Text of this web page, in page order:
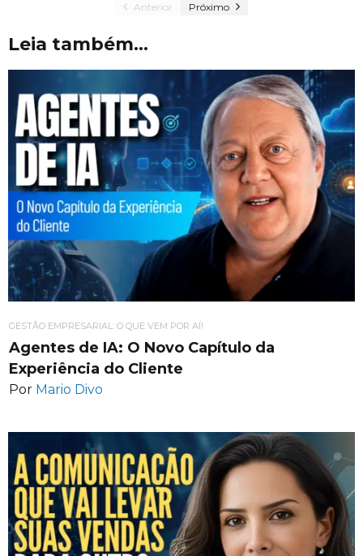
Anterior Próximo
Leia também...
GESTÃO EMPRESARIAL: O QUE VEM POR AÍ!
Agentes de IA: O Novo Capítulo da
Experiência do Cliente
Por Mario Divo